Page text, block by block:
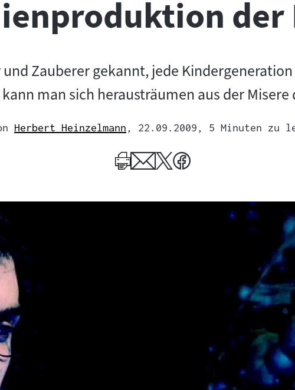
der
Zauberer gekannt, jede
man sich herausträumen aus der
Herbert Heinzelmann, 22.09.2009, 5 Minuten zu